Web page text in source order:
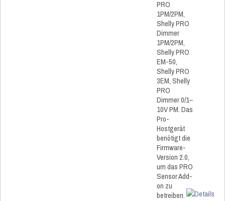
PRO
1PM/2PM,
Shelly PRO
Dimmer
1PM/2PM,
Shelly PRO
EM-50,
Shelly PRO
3EM, Shelly
PRO
Dimmer 0/1–
10V PM. Das
Pro-
Hostgerät
benötigt die
Firmware-
Version 2.0,
um das PRO
Sensor Add-
on zu
betreiben.